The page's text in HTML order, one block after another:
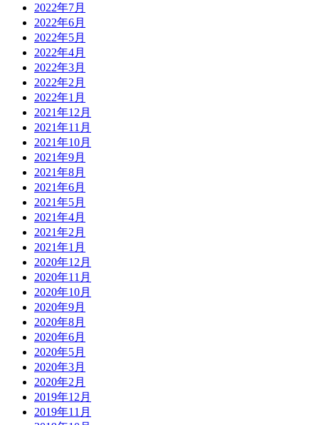
2022年7月
2022年6月
2022年5月
2022年4月
2022年3月
2022年2月
2022年1月
2021年12月
2021年11月
2021年10月
2021年9月
2021年8月
2021年6月
2021年5月
2021年4月
2021年2月
2021年1月
2020年12月
2020年11月
2020年10月
2020年9月
2020年8月
2020年6月
2020年5月
2020年3月
2020年2月
2019年12月
2019年11月